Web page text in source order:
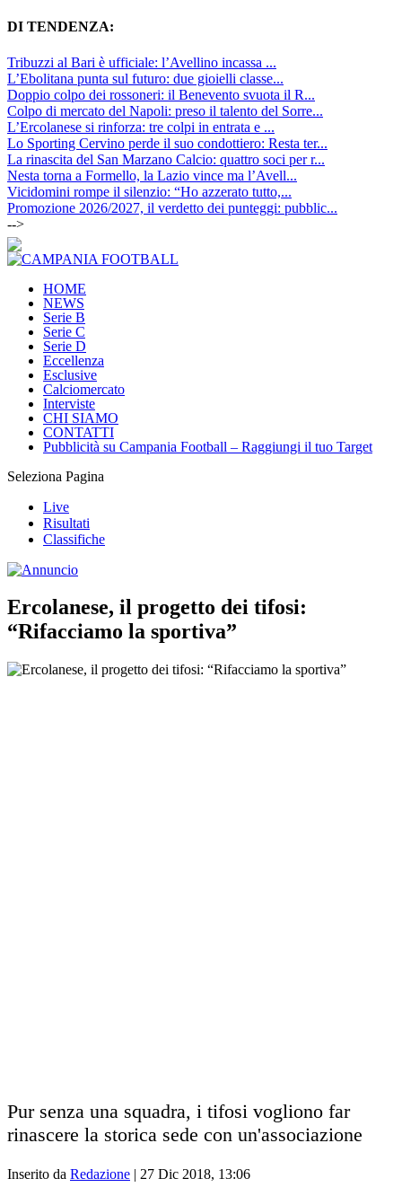
DI TENDENZA:
Tribuzzi al Bari è ufficiale: l’Avellino incassa ...
L’Ebolitana punta sul futuro: due gioielli classe...
Doppio colpo dei rossoneri: il Benevento svuota il R...
Colpo di mercato del Napoli: preso il talento del Sorre...
L’Ercolanese si rinforza: tre colpi in entrata e ...
Lo Sporting Cervino perde il suo condottiero: Resta ter...
La rinascita del San Marzano Calcio: quattro soci per r...
Nesta torna a Formello, la Lazio vince ma l’Avell...
Vicidomini rompe il silenzio: “Ho azzerato tutto,...
Promozione 2026/2027, il verdetto dei punteggi: pubblic...
-->
HOME
NEWS
Serie B
Serie C
Serie D
Eccellenza
Esclusive
Calciomercato
Interviste
CHI SIAMO
CONTATTI
Pubblicità su Campania Football – Raggiungi il tuo Target
Seleziona Pagina
Live
Risultati
Classifiche
Ercolanese, il progetto dei tifosi:
“Rifacciamo la sportiva”
Pur senza una squadra, i tifosi vogliono far
rinascere la storica sede con un'associazione
Inserito da Redazione | 27 Dic 2018, 13:06